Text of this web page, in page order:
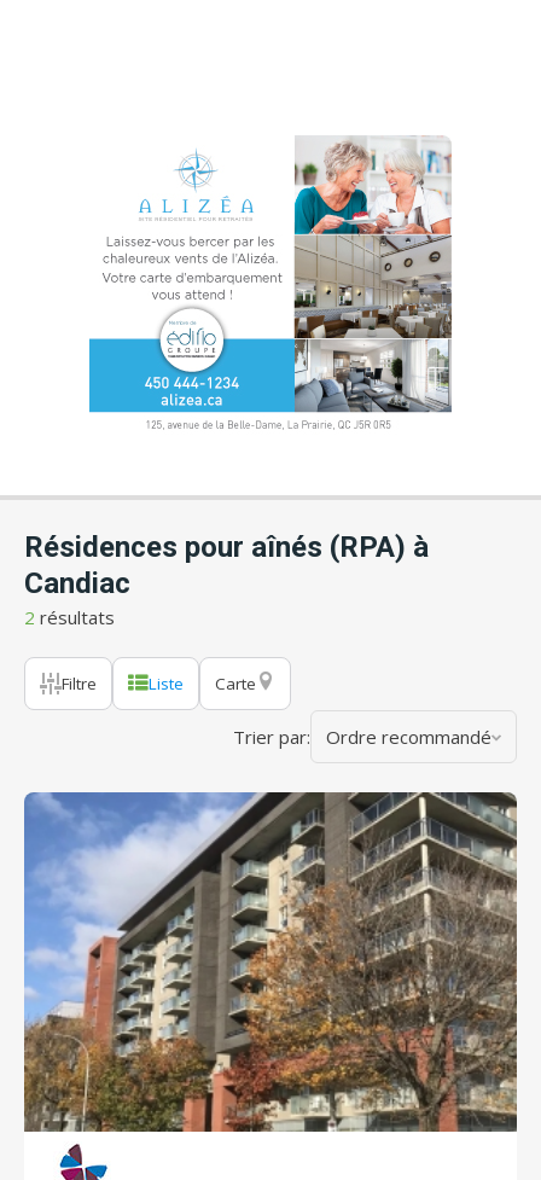
Résidences pour aînés (RPA) à
Candiac
2 résultats
Filtre Liste Carte
Trier par: Ordre recommandé